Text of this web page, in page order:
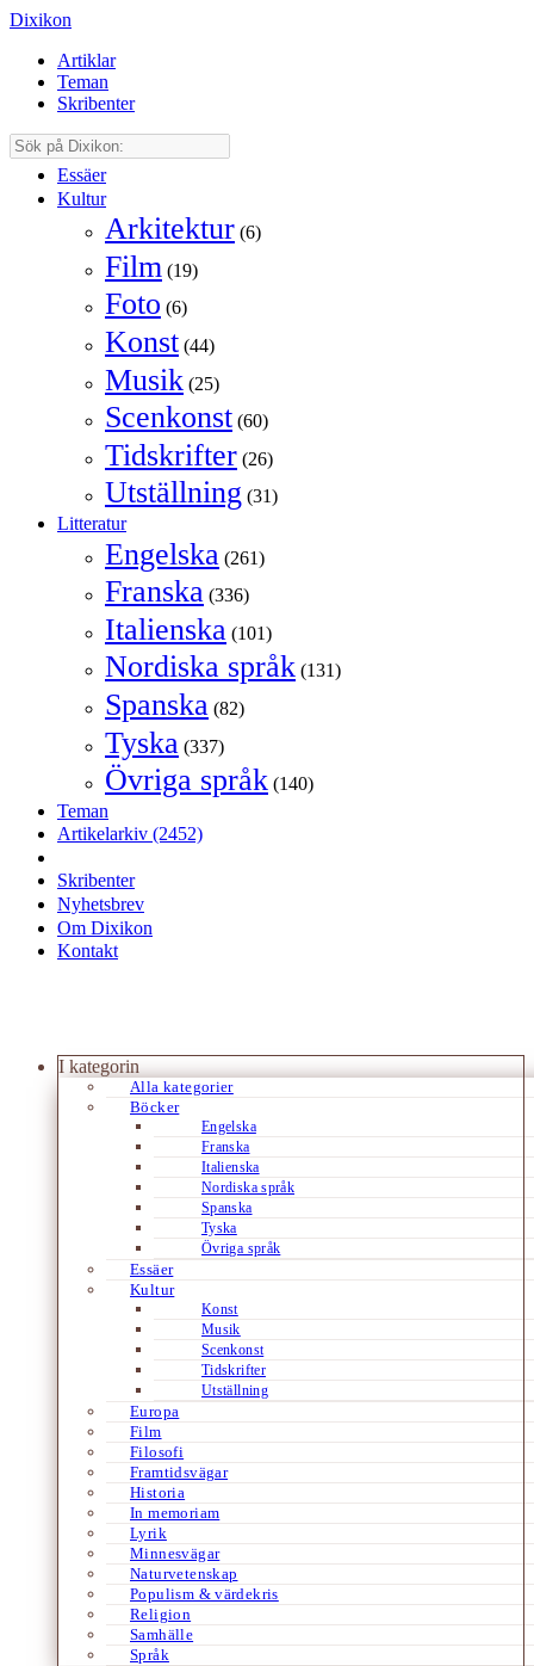
Dixikon
Artiklar
Teman
Skribenter
Essäer
Kultur
Arkitektur (6)
Film (19)
Foto (6)
Konst (44)
Musik (25)
Scenkonst (60)
Tidskrifter (26)
Utställning (31)
Litteratur
Engelska (261)
Franska (336)
Italienska (101)
Nordiska språk (131)
Spanska (82)
Tyska (337)
Övriga språk (140)
Teman
Artikelarkiv (2452)
Skribenter
Nyhetsbrev
Om Dixikon
Kontakt
I kategorin
Alla kategorier
Böcker
Engelska
Franska
Italienska
Nordiska språk
Spanska
Tyska
Övriga språk
Essäer
Kultur
Konst
Musik
Scenkonst
Tidskrifter
Utställning
Europa
Film
Filosofi
Framtidsvägar
Historia
In memoriam
Lyrik
Minnesvägar
Naturvetenskap
Populism & värdekris
Religion
Samhälle
Språk